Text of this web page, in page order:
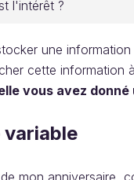
l'intérêt ?
une
cette information
vous avez
mon anniversaire,